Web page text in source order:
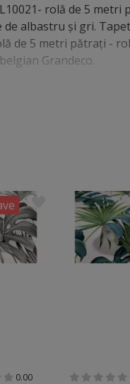
rolă de 5
albastru şi gri.
de 5 metri pătraţi -
Grandeco.
0.00